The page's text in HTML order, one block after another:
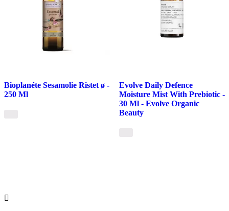
Bioplanéte Sesamolie Ristet ø -
250 Ml
Evolve Daily Defence
Moisture Mist With Prebiotic -
30 Ml - Evolve Organic
Beauty